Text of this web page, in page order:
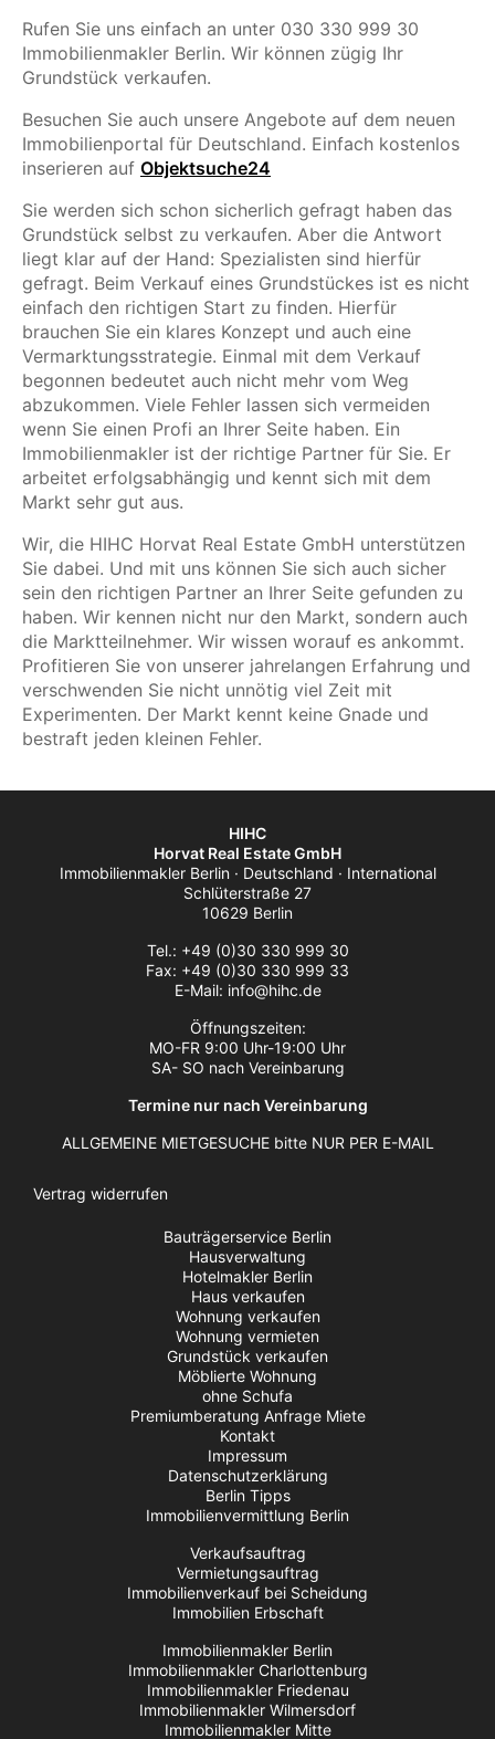
Rufen Sie uns einfach an unter 030 330 999 30
Immobilienmakler Berlin. Wir können zügig Ihr
Grundstück verkaufen.
Besuchen Sie auch unsere Angebote auf dem neuen
Immobilienportal für Deutschland. Einfach kostenlos
inserieren auf Objektsuche24
Sie werden sich schon sicherlich gefragt haben das
Grundstück selbst zu verkaufen. Aber die Antwort
liegt klar auf der Hand: Spezialisten sind hierfür
gefragt. Beim Verkauf eines Grundstückes ist es nicht
einfach den richtigen Start zu finden. Hierfür
brauchen Sie ein klares Konzept und auch eine
Vermarktungsstrategie. Einmal mit dem Verkauf
begonnen bedeutet auch nicht mehr vom Weg
abzukommen. Viele Fehler lassen sich vermeiden
wenn Sie einen Profi an Ihrer Seite haben. Ein
Immobilienmakler ist der richtige Partner für Sie. Er
arbeitet erfolgsabhängig und kennt sich mit dem
Markt sehr gut aus.
Wir, die HIHC Horvat Real Estate GmbH unterstützen
Sie dabei. Und mit uns können Sie sich auch sicher
sein den richtigen Partner an Ihrer Seite gefunden zu
haben. Wir kennen nicht nur den Markt, sondern auch
die Marktteilnehmer. Wir wissen worauf es ankommt.
Profitieren Sie von unserer jahrelangen Erfahrung und
verschwenden Sie nicht unnötig viel Zeit mit
Experimenten. Der Markt kennt keine Gnade und
bestraft jeden kleinen Fehler.
HIHC
Horvat Real Estate GmbH
Immobilienmakler Berlin · Deutschland · International
Schlüterstraße 27
10629 Berlin
Tel.: +49 (0)30 330 999 30
Fax: +49 (0)30 330 999 33
E-Mail: info@hihc.de
Öffnungszeiten:
MO-FR 9:00 Uhr-19:00 Uhr
SA- SO nach Vereinbarung
Termine nur nach Vereinbarung
ALLGEMEINE MIETGESUCHE bitte NUR PER E-MAIL
Vertrag widerrufen
Bauträgerservice Berlin
Hausverwaltung
Hotelmakler Berlin
Haus verkaufen
Wohnung verkaufen
Wohnung vermieten
Grundstück verkaufen
Möblierte Wohnung
ohne Schufa
Premiumberatung Anfrage Miete
Kontakt
Impressum
Datenschutzerklärung
Berlin Tipps
Immobilienvermittlung Berlin
Verkaufsauftrag
Vermietungsauftrag
Immobilienverkauf bei Scheidung
Immobilien Erbschaft
Immobilienmakler Berlin
Immobilienmakler Charlottenburg
Immobilienmakler Friedenau
Immobilienmakler Wilmersdorf
Immobilienmakler Mitte